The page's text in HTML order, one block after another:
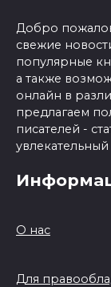
Добро
свежие
популярные
а также
онлайн в
предлагаем
писателей -
О нас
Для